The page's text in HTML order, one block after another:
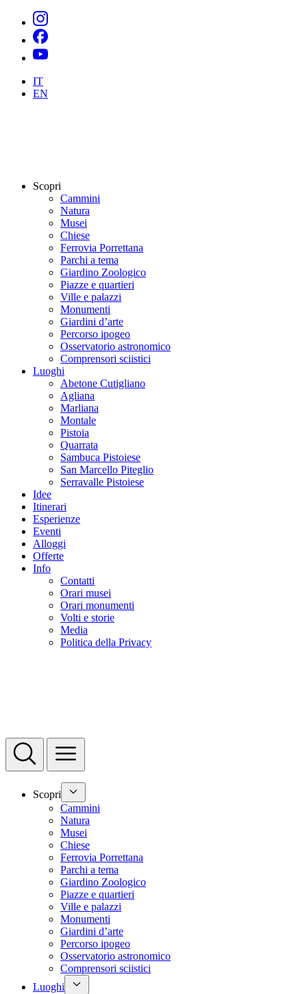
IT
EN
Scopri
Cammini
Natura
Musei
Chiese
Ferrovia Porrettana
Parchi a tema
Giardino Zoologico
Piazze e quartieri
Ville e palazzi
Monumenti
Giardini d’arte
Percorso ipogeo
Osservatorio astronomico
Comprensori sciistici
Luoghi
Abetone Cutigliano
Agliana
Marliana
Montale
Pistoia
Quarrata
Sambuca Pistoiese
San Marcello Piteglio
Serravalle Pistoiese
Idee
Itinerari
Esperienze
Eventi
Alloggi
Offerte
Info
Contatti
Orari musei
Orari monumenti
Volti e storie
Media
Politica della Privacy
Scopri
Cammini
Natura
Musei
Chiese
Ferrovia Porrettana
Parchi a tema
Giardino Zoologico
Piazze e quartieri
Ville e palazzi
Monumenti
Giardini d’arte
Percorso ipogeo
Osservatorio astronomico
Comprensori sciistici
Luoghi